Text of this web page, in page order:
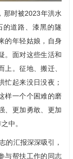
那时被2023年洪水
的道路、漆黑的隧
的年轻姑娘，自身
。面对这些生活和
。征地、搬迁、
忙起来没日没夜；
样一个个困难的磨
、更加勇敢、更加
中。
的汇报深深吸引，
与帮扶工作的同志